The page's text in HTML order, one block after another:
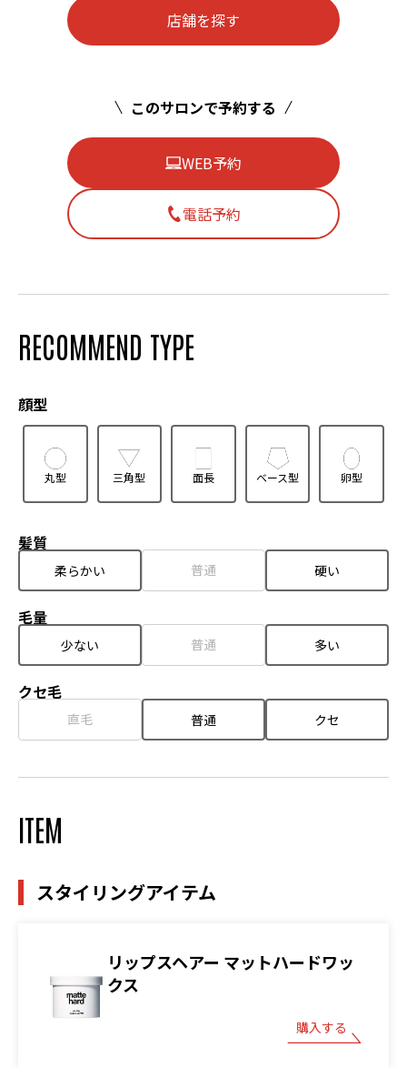
店舗を探す
このサロンで予約する
WEB予約
電話予約
RECOMMEND TYPE
顔型
丸型 三角型 面長 ベース型 卵型
髪質
柔らかい 普通 硬い
毛量
少ない 普通 多い
クセ毛
直毛 普通 クセ
ITEM
スタイリングアイテム
リップスヘアー マットハードワッ
クス
購入する